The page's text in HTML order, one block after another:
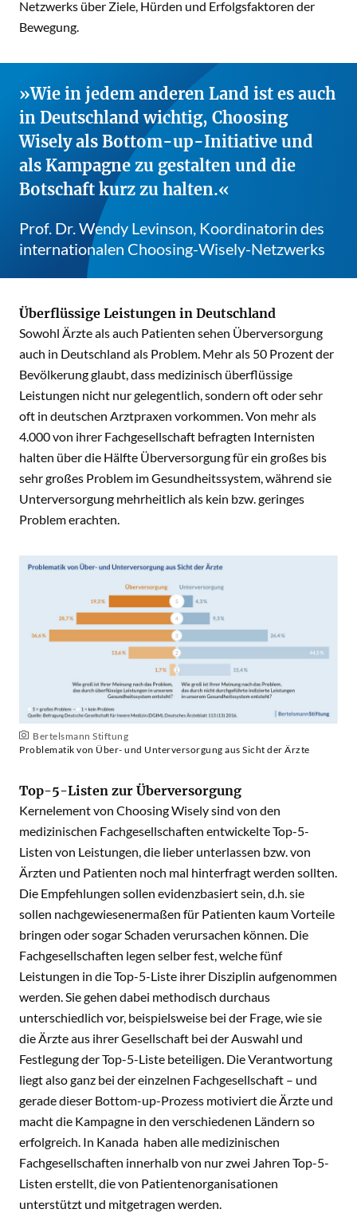
Netzwerks über Ziele, Hürden und Erfolgsfaktoren der
Bewegung.
Wie in jedem anderen Land ist es auch
in Deutschland wichtig, Choosing
Wisely als Bottom-up-Initiative und
als Kampagne zu gestalten und die
Botschaft kurz zu halten.
Prof. Dr. Wendy Levinson, Koordinatorin des
internationalen Choosing-Wisely-Netzwerks
Überflüssige Leistungen in Deutschland
Sowohl Ärzte als auch Patienten sehen Überversorgung
auch in Deutschland als Problem. Mehr als 50 Prozent der
Bevölkerung glaubt, dass medizinisch überflüssige
Leistungen nicht nur gelegentlich, sondern oft oder sehr
oft in deutschen Arztpraxen vorkommen. Von mehr als
4.000 von ihrer Fachgesellschaft befragten Internisten
halten über die Hälfte Überversorgung für ein großes bis
sehr großes Problem im Gesundheitssystem, während sie
Unterversorgung mehrheitlich als kein bzw. geringes
Problem erachten.
Bertelsmann Stiftung
Problematik von Über- und Unterversorgung aus Sicht der Ärzte
Top-5-Listen zur Überversorgung
Kernelement von Choosing Wisely sind von den
medizinischen Fachgesellschaften entwickelte Top-5-
Listen von Leistungen, die lieber unterlassen bzw. von
Ärzten und Patienten noch mal hinterfragt werden sollten.
Die Empfehlungen sollen evidenzbasiert sein, d.h. sie
sollen nachgewiesenermaßen für Patienten kaum Vorteile
bringen oder sogar Schaden verursachen können. Die
Fachgesellschaften legen selber fest, welche fünf
Leistungen in die Top-5-Liste ihrer Disziplin aufgenommen
werden. Sie gehen dabei methodisch durchaus
unterschiedlich vor, beispielsweise bei der Frage, wie sie
die Ärzte aus ihrer Gesellschaft bei der Auswahl und
Festlegung der Top-5-Liste beteiligen. Die Verantwortung
liegt also ganz bei der einzelnen Fachgesellschaft – und
gerade dieser Bottom-up-Prozess motiviert die Ärzte und
macht die Kampagne in den verschiedenen Ländern so
erfolgreich. In Kanada haben alle medizinischen
Fachgesellschaften innerhalb von nur zwei Jahren Top-5-
Listen erstellt, die von Patientenorganisationen
unterstützt und mitgetragen werden.